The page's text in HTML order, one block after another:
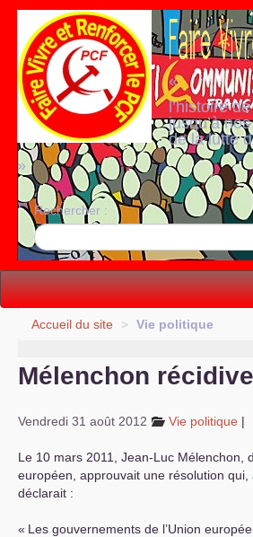
«
l’histoire
jusqu’à
de la lutte
»
Rechercher :
Vie politique
S’organiser
Comprendre...
Vie du site
Accueil du site > Vie politique
Mélenchon
Vendredi 31 août 2012 Vie politique |
Le 10 mars 2011, Jean-Luc Mélenchon,
européen, approuvait une résolution qui,
déclarait :
« Les gouvernements de l’Union